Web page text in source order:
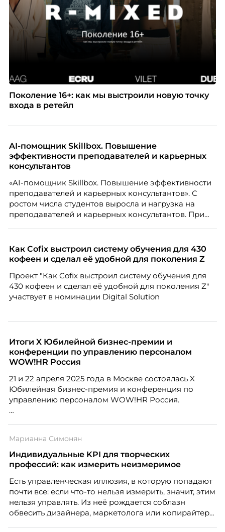
Поколение 16+: как мы выстроили новую точку
входа в ретейл
AI-помощник Skillbox. Повышение
эффективности преподавателей и карьерных
консультантов
«AI-помощник Skillbox. Повышение эффективности
преподавателей и карьерных консультантов». С
ростом числа студентов выросла и нагрузка на
преподавателей и карьерных консультантов. При
повысить эффективность сотрудников, ускорить
процессы, сохранить качество поддержки и
масштабироваться без роста команды. Так и
появился AI-помощник, встроенный в платформу
Skillbox.
Как Cofix выстроил систему обучения для 430
кофеен и сделал её удобной для поколения Z
Проект "Как Cofix выстроил систему обучения для
430 кофеен и сделал её удобной для поколения Z"
участвует в номинации Digital Solution
Итоги X Юбилейной бизнес-премии и
конференции по управлению персоналом
WOW!HR Россия
21 и 22 апреля 2025 года в Москве состоялась X
Юбилейная бизнес-премия и конференция по
управлению персоналом WOW!HR Россия.
номинантов и гостей мероприятия.
Марианна Симонян
Индивидуальные KPI для творческих
профессий: как измерить неизмеримое
Есть управленческая иллюзия, в которую попадают
почти все: если что-то нельзя измерить, значит, этим
нельзя управлять. Из неё рождается соблазн
обвесить дизайнера, маркетолога или копирайтера